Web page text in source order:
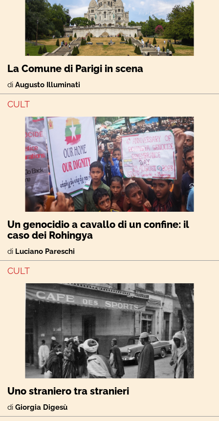
La Comune di Parigi in scena
di Augusto Illuminati
CULT
Un genocidio a cavallo di un confine: il
caso dei Rohingya
di Luciano Pareschi
CULT
Uno straniero tra stranieri
di Giorgia Digesù